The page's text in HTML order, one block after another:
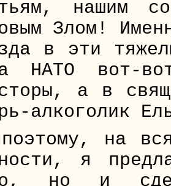
нашим
Злом!
в эти
НАТО вот-
а в
алкоголик
на
я
но и